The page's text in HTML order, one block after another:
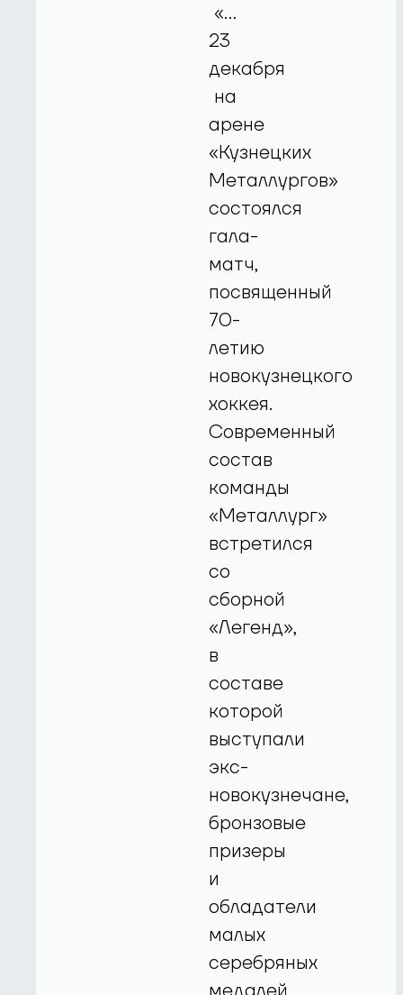
«…
23
декабря
на
арене
«Кузнецких
Металлургов»
состоялся
гала-
матч,
посвященный
70-
летию
новокузнецкого
хоккея.
Современный
состав
команды
«Металлург»
встретился
со
сборной
«Легенд»,
в
составе
которой
выступали
экс-
новокузнечане,
бронзовые
призеры
и
обладатели
малых
серебряных